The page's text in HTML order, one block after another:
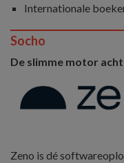
Internationale
Socho
De slimme motor
Zeno is dé